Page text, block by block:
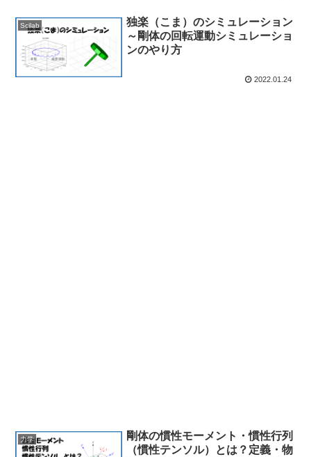
Scilab
独楽（こま）のシミュレーション
～剛体の回転運動シミュレーショ
ンのやり方
2022.01.24
力学
剛体の慣性モーメント・慣性行列
（慣性テンソル）とは？定義・物